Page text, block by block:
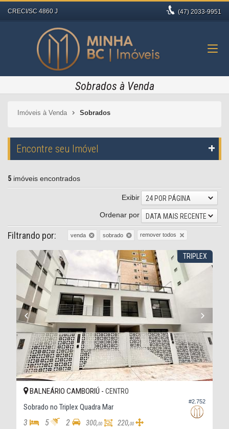
CRECI/SC 4860 J (47) 2033-9951
Sobrados à Venda
Imóveis à Venda Sobrados
Encontre seu Imóvel
5 imóveis encontrados
Exibir
24 POR PÁGINA
Ordenar por
DATA MAIS RECENTE
Filtrando por: venda sobrado remover todos
TRIPLEX
#2.752
BALNEÁRIO CAMBORIÚ - CENTRO
Sobrado no Triplex Quadra Mar
3 5 2 300,00 220,00